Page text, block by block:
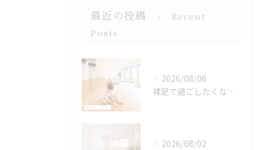
最近の投稿
Recent
Posts
2026/08/06
裸足で過ごしたくなる、木のぬくもりを感じる床🌿
2026/08/02